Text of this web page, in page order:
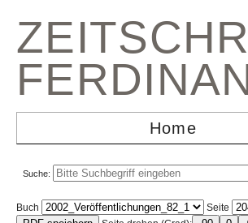
Home
Suche:
Buch Seite